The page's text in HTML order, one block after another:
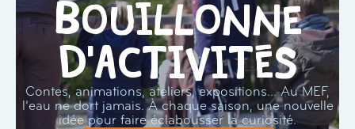
bouillonne
d'activités
Contes, animations, ateliers, expositions… Au MEF,
l’eau ne dort jamais. À chaque saison, une nouvelle
idée pour faire éclabousser la curiosité.